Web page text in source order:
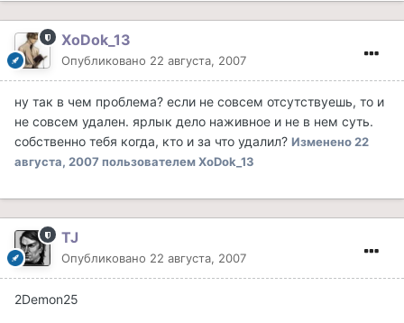
XoDok_13
Опубликовано 22 августа, 2007
ну так в чем проблема? если не совсем отсутствуешь, то и
не совсем удален. ярлык дело наживное и не в нем суть.
собственно тебя когда, кто и за что удалил? Изменено22
августа, 2007 пользователем XoDok_13
TJ
Опубликовано 22 августа, 2007
2Demon25